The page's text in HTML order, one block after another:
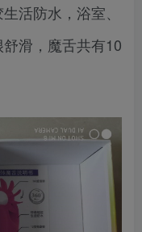
活防水，浴室、
滑，魔舌共有10